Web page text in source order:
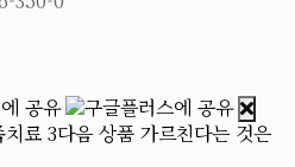
료 3다음 상품 가르친다는 것은